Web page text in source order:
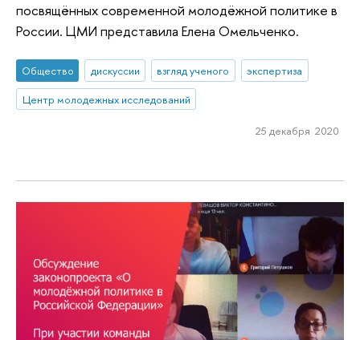
посвящённых современной молодёжной политике в
России. ЦМИ представила Елена Омельченко.
Общество дискуссии взгляд ученого
экспертиза
Центр молодежных исследований
25 декабря 2020